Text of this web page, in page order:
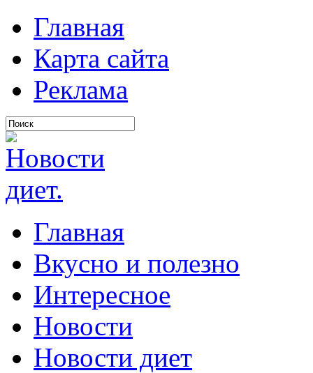
Главная
Карта сайта
Реклама
Главная
Вкусно и полезно
Интересное
Новости
Новости диет